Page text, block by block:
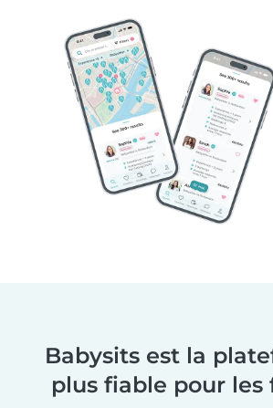
Babysits est la
plus fiable pour les